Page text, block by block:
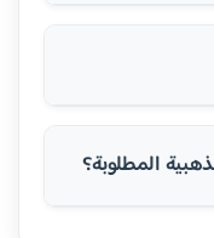
المطلوبة؟